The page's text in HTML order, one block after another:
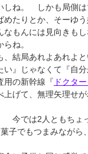
しね。 しかも局側
めたりとか、そーゆ
なもんには見向きも
ね。
、結局あれよあれよ
い』じゃなくて『自
用の新幹線『 ドクタ
上げて、無理矢理せ
今では2人ともちょ
子でもつまみながら